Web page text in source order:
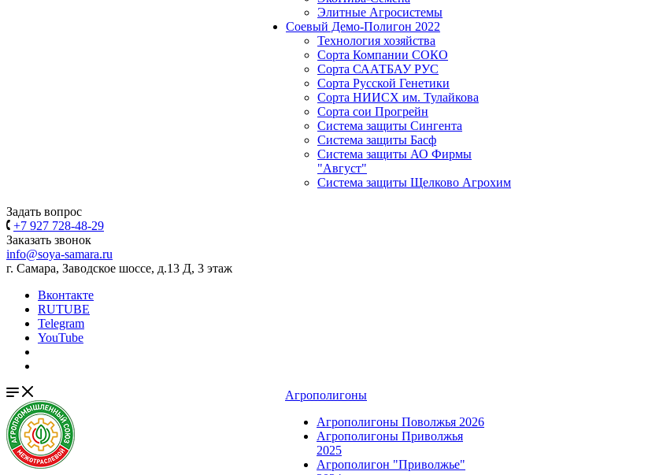
Элитные Агросистемы
Соевый Демо-Полигон 2022
Технология хозяйства
Сорта Компании СОКО
Сорта СААТБАУ РУС
Сорта Русской Генетики
Сорта НИИСХ им. Тулайкова
Сорта сои Прогрейн
Система защиты Сингента
Система защиты Басф
Система защиты АО Фирмы
"Август"
Система защиты Щелково Агрохим
Задать вопрос
+7 927 728-48-29
Заказать звонок
info@soya-samara.ru
г. Самара, Заводское шоссе, д.13 Д, 3 этаж
Вконтакте
RUTUBE
Telegram
YouTube
Агрополигоны
Агрополигоны Поволжья 2026
Агрополигоны Приволжья
2025
Агрополигон "Приволжье"